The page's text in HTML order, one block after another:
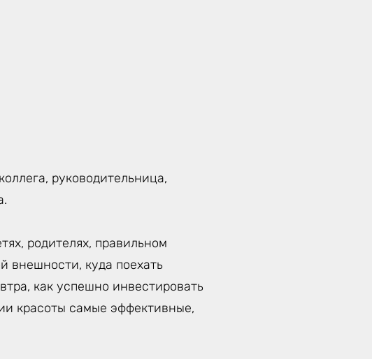
руководительница,
родителях, правильном
внешности, куда поехать
как успешно инвестировать
красоты самые эффективные,